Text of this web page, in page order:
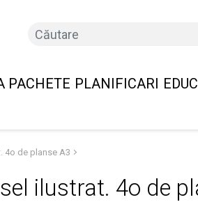
PACHETE PLANIFICARI
4o de planse A3
ilustrat. 4o de